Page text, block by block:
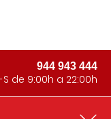
944 943 444
S de 9:00h a 22:00h